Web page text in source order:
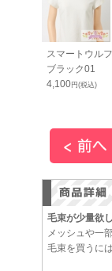
スマートウル
ブラック01
4,100円(税込)
毛束が少量欲
メッシュや一
毛束を買うに